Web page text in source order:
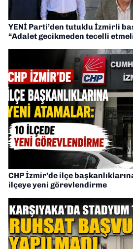
YENİ Parti’den tutuklu İzmirli
“Adalet gecikmeden tecelli
CHP İzmir’de ilçe
ilçeye yeni görevlendirme